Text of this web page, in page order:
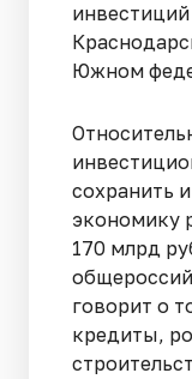
Южном
сохранить
экономику
170 млрд
говорит о
кредиты,